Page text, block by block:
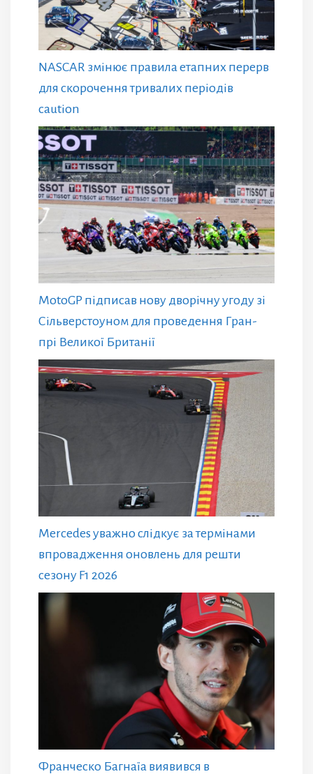
NASCAR змінює правила етапних перерв
для скорочення тривалих періодів
caution
MotoGP підписав нову дворічну угоду зі
Сільверстоуном для проведення Гран-
прі Великої Британії
Mercedes уважно слідкує за термінами
впровадження оновлень для решти
сезону F1 2026
Франческо Багнаїа виявився в